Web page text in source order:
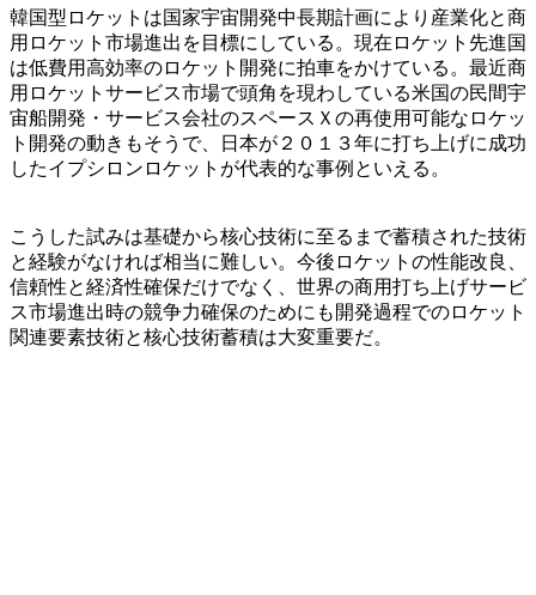
韓国型ロケットは国家宇宙開発中長期計画により産業化と商
用ロケット市場進出を目標にしている。現在ロケット先進国
は低費用高効率のロケット開発に拍車をかけている。最近商
用ロケットサービス市場で頭角を現わしている米国の民間宇
宙船開発・サービス会社のスペースＸの再使用可能なロケッ
ト開発の動きもそうで、日本が２０１３年に打ち上げに成功
したイプシロンロケットが代表的な事例といえる。
こうした試みは基礎から核心技術に至るまで蓄積された技術
と経験がなければ相当に難しい。今後ロケットの性能改良、
信頼性と経済性確保だけでなく、世界の商用打ち上げサービ
ス市場進出時の競争力確保のためにも開発過程でのロケット
関連要素技術と核心技術蓄積は大変重要だ。